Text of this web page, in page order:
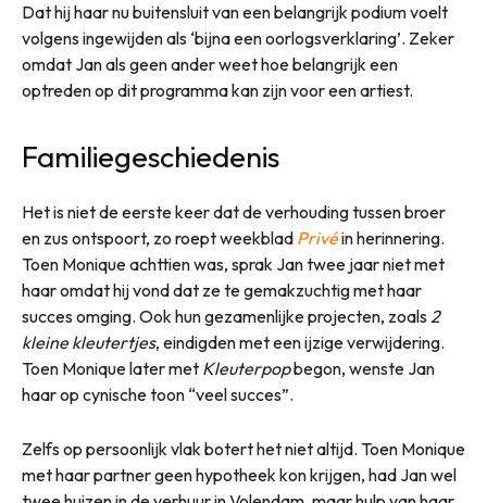
Dat hij haar nu buitensluit van een belangrijk podium voelt
volgens ingewijden als ‘bijna een oorlogsverklaring’. Zeker
omdat Jan als geen ander weet hoe belangrijk een
optreden op dit programma kan zijn voor een artiest.
Familiegeschiedenis
Het is niet de eerste keer dat de verhouding tussen broer
en zus ontspoort, zo roept weekblad Privéin herinnering.
Toen Monique achttien was, sprak Jan twee jaar niet met
haar omdat hij vond dat ze te gemakzuchtig met haar
succes omging. Ook hun gezamenlijke projecten, zoals 2
kleine kleutertjes, eindigden met een ijzige verwijdering.
Toen Monique later met Kleuterpopbegon, wenste Jan
haar op cynische toon “veel succes”.
Zelfs op persoonlijk vlak botert het niet altijd. Toen Monique
met haar partner geen hypotheek kon krijgen, had Jan wel